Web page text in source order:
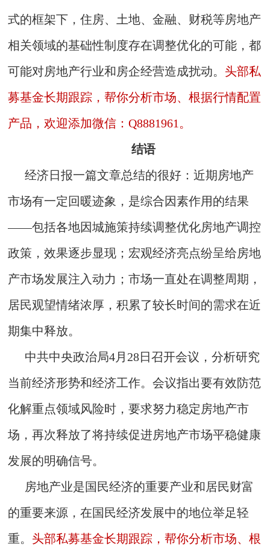
式的框架下，住房、土地、金融、财税等房地产
相关领域的基础性制度存在调整优化的可能，都
可能对房地产行业和房企经营造成扰动。 头部私
募基金长期跟踪，帮你分析市场、根据行情配置
产品，欢迎添加微信：Q8881961。
结语
经济日报一篇文章总结的很好：近期房地产
市场有一定回暖迹象，是综合因素作用的结果
——包括各地因城施策持续调整优化房地产调控
政策，效果逐步显现；宏观经济亮点纷呈给房地
产市场发展注入动力；市场一直处在调整周期，
居民观望情绪浓厚，积累了较长时间的需求在近
期集中释放。
中共中央政治局4月28日召开会议，分析研究
当前经济形势和经济工作。会议指出要有效防范
化解重点领域风险时，要求努力稳定房地产市
场，再次释放了将持续促进房地产市场平稳健康
发展的明确信号。
房地产业是国民经济的重要产业和居民财富
的重要来源，在国民经济发展中的地位举足轻
重。 头部私募基金长期跟踪，帮你分析市场、根